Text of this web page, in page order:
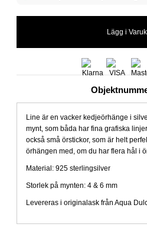
Line är en vacker kedjeörhänge i
mynt, som båda har fina grafiska
också små örstickor, som är helt
örhängen med, om du har flera hål i
Material: 925 sterlingsilver
Storlek på mynten: 4 & 6 mm
Levereras i originalask från Aqua